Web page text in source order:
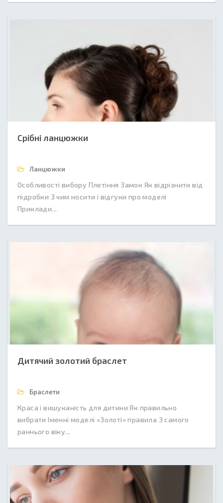
Срібні ланцюжки
Ланцюжки
Особливості вибору Плетіння Замок Як відрізнити від
підробки З чим носити і відгуки про моделі
Приклади...
Дитячий золотий браслет
Браслети
Краса і вишуканість для дитини Як правильно
вибрати Іменні моделі «Золоті» правила З самого
раннього віку...